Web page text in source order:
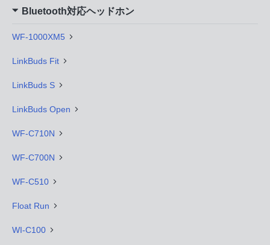
Bluetooth対応ヘッドホン
WF-1000XM5
LinkBuds Fit
LinkBuds S
LinkBuds Open
WF-C710N
WF-C700N
WF-C510
Float Run
WI-C100